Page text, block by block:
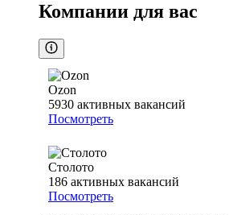
Компании для вас
Ozon
5930 активных вакансий
Посмотреть
Столото
186 активных вакансий
Посмотреть